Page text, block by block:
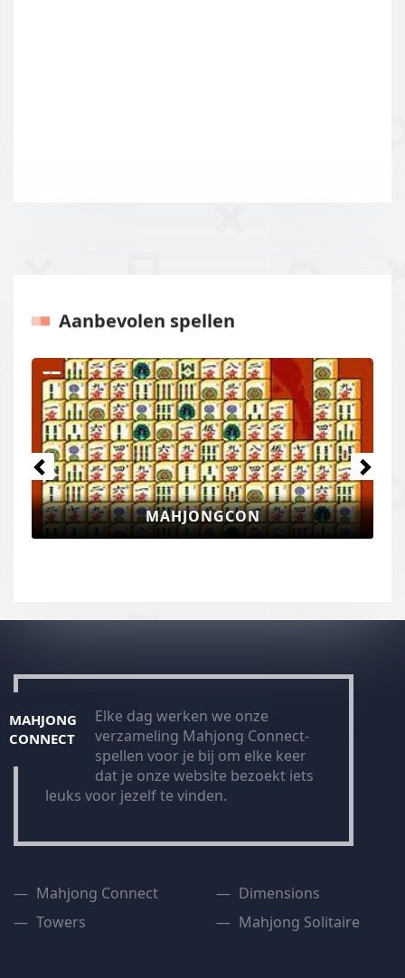
Aanbevolen spellen
MAHJONGCON
Vorige
MAHJONG
CONNECT
Elke dag werken we onze
verzameling Mahjong Connect-
spellen voor je bij om elke keer
dat je onze website bezoekt iets
leuks voor jezelf te vinden.
Mahjong Connect
Towers
Dimensions
Mahjong Solitaire